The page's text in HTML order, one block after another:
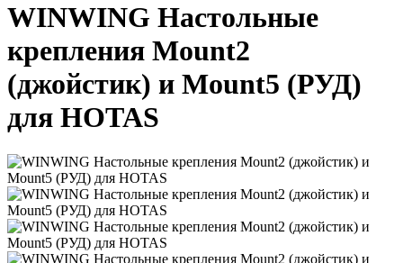
WINWING Настольные
крепления Mount2
(джойстик) и Mount5 (РУД)
для HOTAS